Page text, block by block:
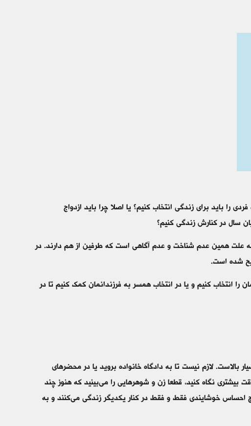
را باید برای زندگی انتخاب کنیم؟ یا اصلا چرا باید ازدواج
سال در کنارش زندگی کنیم؟
به علت همین عدم شناخت و عدم آگاهی است که طرفین از هم دارند. در
شده است.
را انتخاب کنیم و یا در انتخاب همسر به فرزندانمان کمک کنیم تا در
بالاست. لازم نیست تا به دادگاه خانواده بروید یا در محضرهای
بیشتری نگاه کنید، قطعا زن و شوهرهایی را می‌بینید که هنوز چند
احساس خوشایندی فقط و فقط در کنار یکدیگر زندگی می‌کنند و به